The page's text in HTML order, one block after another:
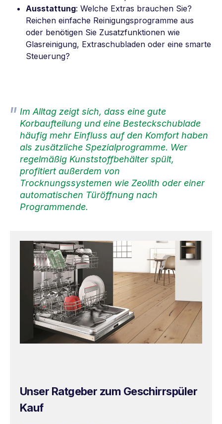
Ausstattung: Welche Extras brauchen Sie?
Reichen einfache Reinigungsprogramme aus
oder benötigen Sie Zusatzfunktionen wie
Glasreinigung, Extraschubladen oder eine smarte
Steuerung?
Im Alltag zeigt sich, dass eine gute
Korbaufteilung und eine Besteckschublade
häufig mehr Einfluss auf den Komfort haben
als zusätzliche Spezialprogramme. Wer
regelmäßig Kunststoffbehälter spült,
profitiert außerdem von
Trocknungssystemen wie Zeolith oder einer
automatischen Türöffnung nach
Programmende.
Unser Ratgeber zum Geschirrspüler
Kauf